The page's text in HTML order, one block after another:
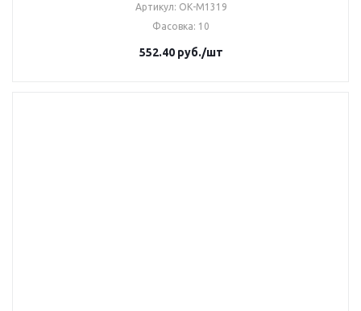
Артикул: ОК-М1319
Фасовка: 10
552.40руб./шт